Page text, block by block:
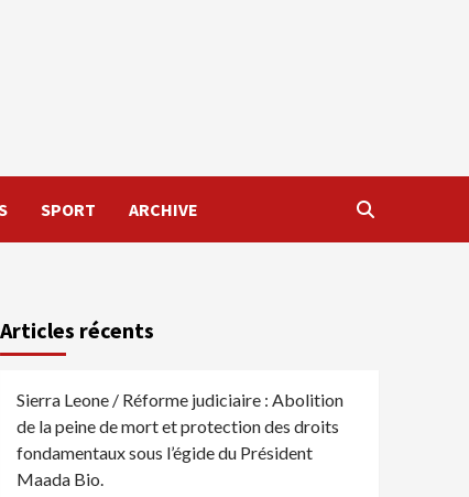
SPORT ARCHIVE
Articles récents
Sierra Leone / Réforme judiciaire : Abolition
de la peine de mort et protection des droits
fondamentaux sous l’égide du Président
Maada Bio.